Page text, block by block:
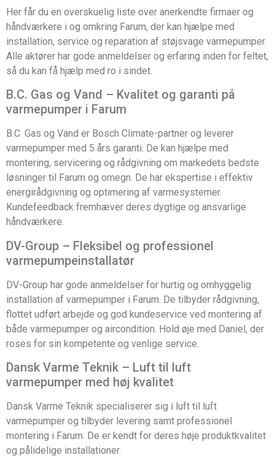
Her får du en overskuelig liste over anerkendte firmaer og
håndværkere i og omkring Farum, der kan hjælpe med
installation, service og reparation af støjsvage varmepumper.
Alle aktører har gode anmeldelser og erfaring inden for feltet,
så du kan få hjælp med ro i sindet.
B.C. Gas og Vand – Kvalitet og garanti på
varmepumper i Farum
B.C. Gas og Vand er Bosch Climate-partner og leverer
varmepumper med 5 års garanti. De kan hjælpe med
montering, servicering og rådgivning om markedets bedste
løsninger til Farum og omegn. De har ekspertise i effektiv
energirådgivning og optimering af varmesystemer.
Kundefeedback fremhæver deres dygtige og ansvarlige
håndværkere.
DV-Group – Fleksibel og professionel
varmepumpeinstallatør
DV-Group har gode anmeldelser for hurtig og omhyggelig
installation af varmepumper i Farum. De tilbyder rådgivning,
flottet udført arbejde og god kundeservice ved montering af
både varmepumper og aircondition. Hold øje med Daniel, der
roses for sin kompetente og venlige service.
Dansk Varme Teknik – Luft til luft
varmepumper med høj kvalitet
Dansk Varme Teknik specialiserer sig i luft til luft
varmepumper og tilbyder levering samt professionel
montering i Farum. De er kendt for deres høje produktkvalitet
og pålidelige installationer.